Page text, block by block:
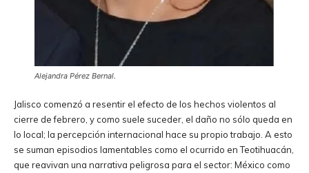
Alejandra Pérez Bernal.
Jalisco comenzó a resentir el efecto de los hechos violentos al
cierre de febrero, y como suele suceder, el daño no sólo queda en
lo local; la percepción internacional hace su propio trabajo. A esto
se suman episodios lamentables como el ocurrido en Teotihuacán,
que reavivan una narrativa peligrosa para el sector: México como